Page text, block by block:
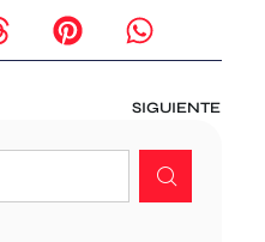
SIGUIENTE